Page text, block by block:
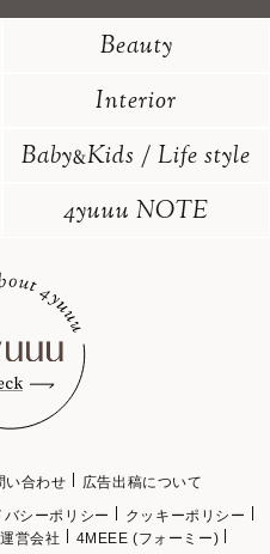
Beauty
Interior
Baby&Kids / Life style
4yuuu NOTE
い合わせ
広告出稿について
バシーポリシー
クッキーポリシー
運営会社
4MEEE (フォーミー)